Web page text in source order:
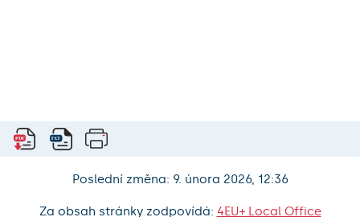
Poslední změna: 9. února 2026, 12:36
Za obsah stránky zodpovídá: 4EU+ Local Office